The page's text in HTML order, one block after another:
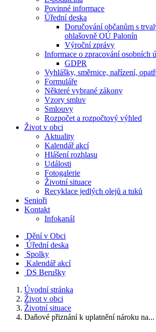
Povinné informace
Úřední deska
Doručování občanům s
ohlašovně OÚ Palonín
Výroční zprávy
Informace o zpracování osobních
GDPR
Vyhlášky, směrnice, nařízení,
Formuláře
Některé vybrané zákony
Vzory smluv
Smlouvy
Rozpočet a rozpočtový výhled
Život v obci
Aktuality
Kalendář akcí
Hlášení rozhlasu
Události
Fotogalerie
Životní situace
Recyklace jedlých olejů a tuků
Senioři
Kontakt
Infokanál
Dění v Obci
Úřední deska
Spolky
Kalendář akcí
DS Berušky
Úvodní stránka
Život v obci
Životní situace
Daňové přiznání k uplatnění nároku na...